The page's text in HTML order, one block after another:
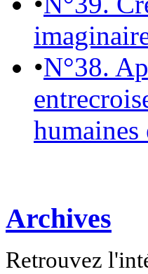
•N°38.
Archives
Retrouvez